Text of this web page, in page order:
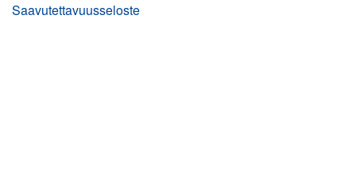
Saavutettavuusseloste